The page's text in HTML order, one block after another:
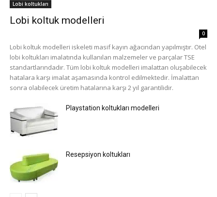
Lobi koltukları
Lobi koltuk modelleri
0
Lobi koltuk modelleri iskeleti masif kayın ağacından yapılmıştır. Otel
lobi koltukları imalatında kullanılan malzemeler ve parçalar TSE
standartlarındadır. Tüm lobi koltuk modelleri imalattan oluşabilecek
hatalara karşı imalat aşamasında kontrol edilmektedir. İmalattan
sonra olabilecek üretim hatalarına karşı 2 yıl garantilidir.
Playstation koltukları modelleri
Resepsiyon koltukları